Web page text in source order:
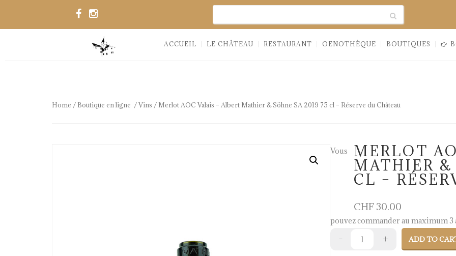
Search
ACCUEIL LE CHÂTEAU RESTAURANT OENOTHÈQUE BOUTIQUES
Home / Boutique en ligne /Vins / Merlot AOC Valais – Albert Mathier & Söhne SA 2019 75 cl – Réserve du Château
MERLOT
MATHIER &
CL –
CHF30.00
Vous
pouvez commander au maximum 3
ADD TO